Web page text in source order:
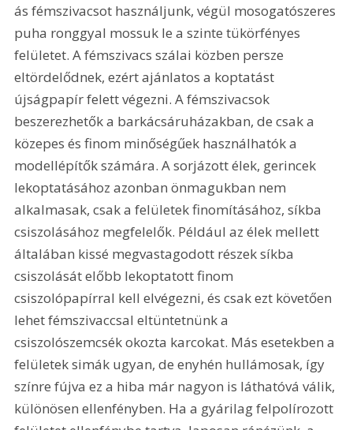
ás fémszivacsot használjunk, végül mosogatószeres
puha ronggyal mossuk le a szinte tükörfényes
felületet. A fémszivacs szálai közben persze
eltördelődnek, ezért ajánlatos a koptatást
újságpapír felett végezni. A fémszivacsok
beszerezhetők a barkácsáruházakban, de csak a
közepes és finom minőségűek használhatók a
modellépítők számára. A sorjázott élek, gerincek
lekoptatásához azonban önmagukban nem
alkalmasak, csak a felületek finomításához, síkba
csiszolásához megfelelők. Például az élek mellett
általában kissé megvastagodott részek síkba
csiszolását előbb lekoptatott finom
csiszolópapírral kell elvégezni, és csak ezt követően
lehet fémszivaccsal eltüntetnünk a
csiszolószemcsék okozta karcokat. Más esetekben a
felületek simák ugyan, de enyhén hullámosak, így
színre fújva ez a hiba már nagyon is láthatóvá válik,
különösen ellenfényben. Ha a gyárilag felpolírozott